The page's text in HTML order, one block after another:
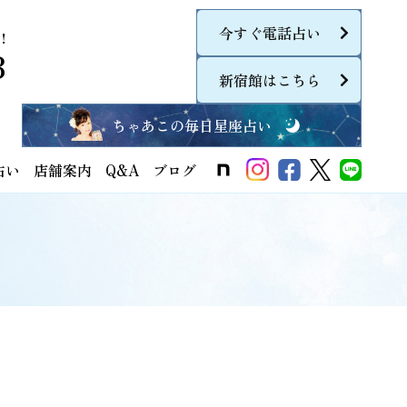
今すぐ電話占い
新宿館はこちら
ちゃあこの毎日星座占い
い 店舗案内 Q&A ブログ